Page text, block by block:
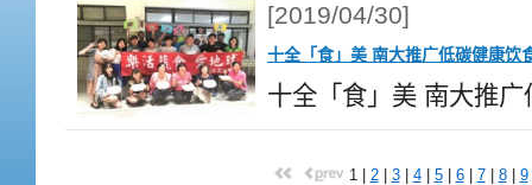
[2019/04/30]
十全「食」美 南大推广低碳健康饮
十全「食」美 南大推
1| 2| 3| 4| 5| 6| 7| 8| 9